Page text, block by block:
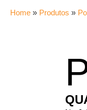
Home » Produtos »